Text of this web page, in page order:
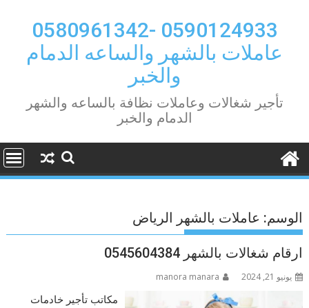
content
0590124933 -0580961342
عاملات بالشهر والساعه الدمام
والخبر
تأجير شغالات وعاملات نظافة بالساعه والشهر
الدمام والخبر
الوسم: عاملات بالشهر الرياض
ارقام شغالات بالشهر 0545604384
يونيو 21, 2024 manora manara
مكاتب تأجير خادمات